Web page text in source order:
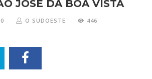
JOSÉ DA BOA VISTA
O SUDOESTE 446